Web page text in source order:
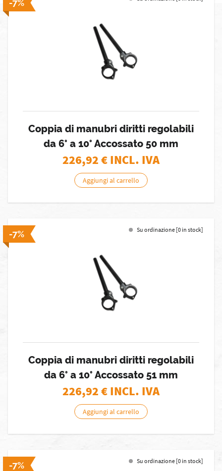
-7%
Coppia di manubri diritti regolabili
da 6° a 10° Accossato 50 mm
226,92€ INCL. IVA
Aggiungi al carrello
-7% Su ordinazione [0 in stock]
Coppia di manubri diritti regolabili
da 6° a 10° Accossato 51 mm
226,92€ INCL. IVA
Aggiungi al carrello
-7% Su ordinazione [0 in stock]